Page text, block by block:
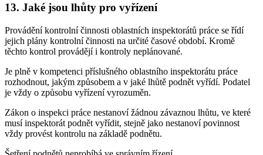
13. Jaké jsou lhůty pro vyřízení
Provádění kontrolní činnosti oblastních inspektorátů práce se řídí
jejich plány kontrolní činnosti na určité časové období. Kromě
těchto kontrol provádějí i kontroly neplánované.
Je plně v kompetenci příslušného oblastního inspektorátu práce
rozhodnout, jakým způsobem a v jaké lhůtě podnět vyřídí. Podatel
je vždy o způsobu vyřízení vyrozuměn.
Zákon o inspekci práce nestanoví žádnou závaznou lhůtu, ve které
musí inspektorát podnět vyřídit, stejně jako nestanoví povinnost
vždy provést kontrolu na základě podnětu.